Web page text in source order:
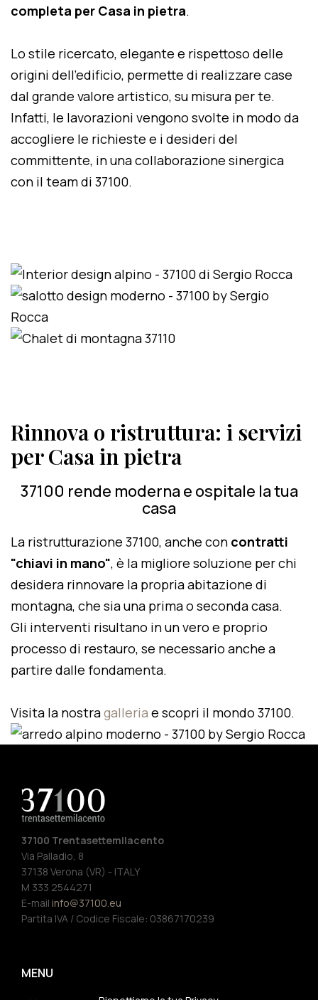
completa per Casa in pietra.
Lo stile ricercato, elegante e rispettoso delle
origini dell'edificio, permette di realizzare case
dal grande valore artistico, su misura per te.
Infatti, le lavorazioni vengono svolte in modo da
accogliere le richieste e i desideri del
committente, in una collaborazione sinergica
con il team di 37100.
Rinnova o ristruttura: i servizi
per Casa in pietra
37100 rende moderna e ospitale la tua
casa
La ristrutturazione 37100, anche con contratti
"chiavi in mano", è la migliore soluzione per chi
desidera rinnovare la propria abitazione di
montagna, che sia una prima o seconda casa.
Gli interventi risultano in un vero e proprio
processo di restauro, se necessario anche a
partire dalle fondamenta.
Visita la nostragalleria e scopri il mondo 37100.
37100 Trentasettemilacento
Via Palladio, 8
37138 Verona (VR) - ITALY
M 333 2544271
E-mail info@37100.eu
Partita IVA / Codice Fiscale: 03867170239
MENU